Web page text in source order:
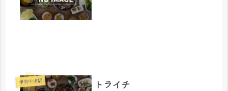
伊勢中川駅 トライチ